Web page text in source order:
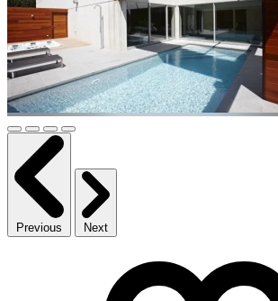
Previous Next